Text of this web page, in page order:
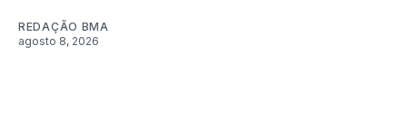
REDAÇÃO BMA
agosto 8, 2026